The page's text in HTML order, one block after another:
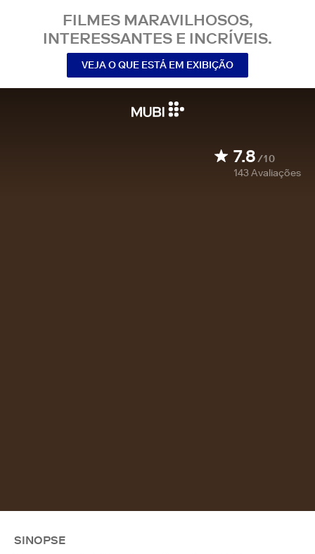
FILMES MARAVILHOSOS,
INTERESSANTES E INCRÍVEIS.
VEJA O QUE ESTÁ EM EXIBIÇÃO
7.8/10
143Avaliações
SINOPSE